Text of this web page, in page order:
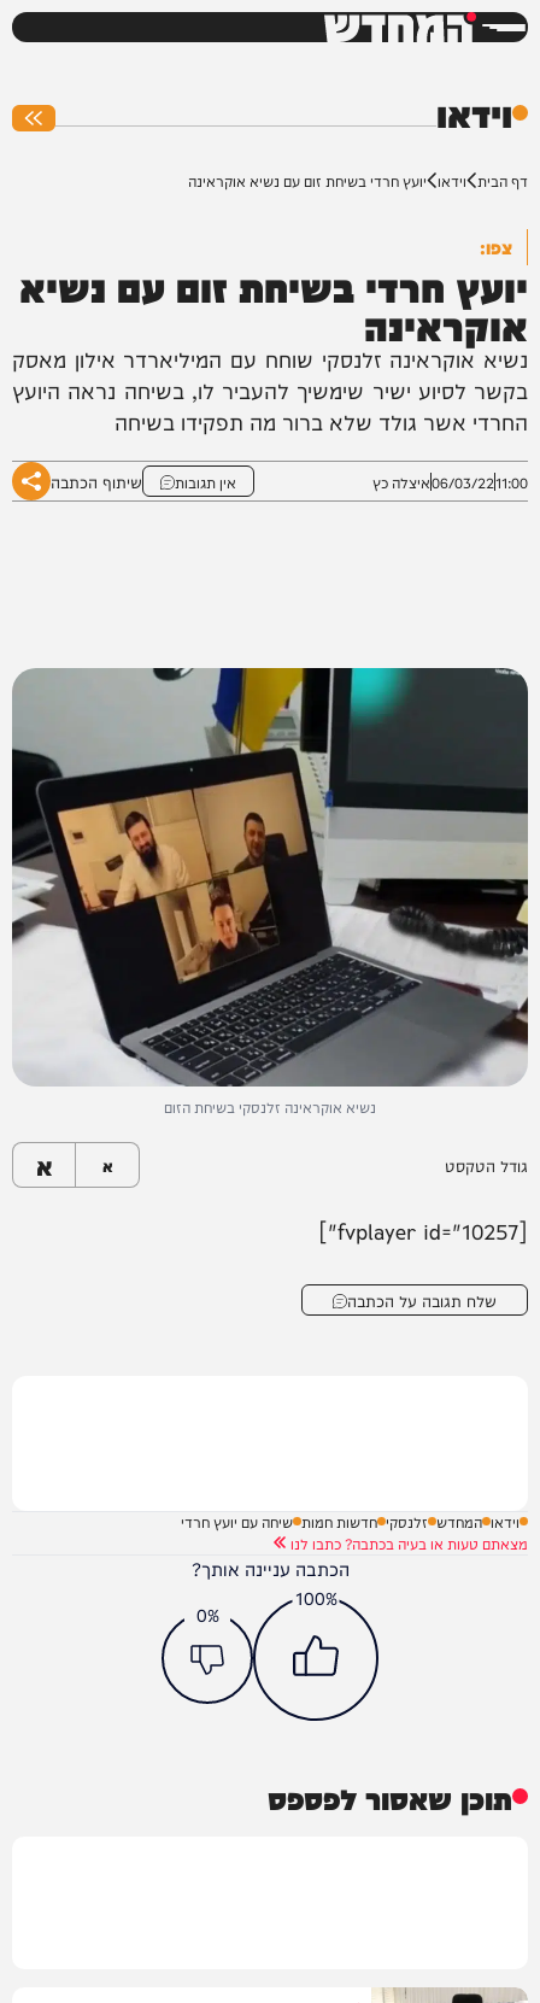
המחדש
וידאו
דף הבית וידאו יועץ חרדי בשיחת זום עם נשיא אוקראינה
צפו:
יועץ חרדי בשיחת זום עם נשיא
אוקראינה
נשיא אוקראינה זלנסקי שוחח עם המיליארדר אילון מאסק
בקשר לסיוע ישיר שימשיך להעביר לו, בשיחה נראה היועץ
החרדי אשר גולד שלא ברור מה תפקידו בשיחה
11:00
06/03/22איצלה כץ אין תגובות שיתוף הכתבה
נשיא אוקראינה זלנסקי בשיחת הזום
גודל הטקסט א א
[fvplayer id="10257"]
שלח תגובה על הכתבה
וידאו המחדש זלנסקי חדשות חמות שיחה עם יועץ חרדי
מצאתם טעות או בעיה בכתבה? כתבו לנו
הכתבה עניינה אותך?
100%
0%
תוכן שאסור לפספס